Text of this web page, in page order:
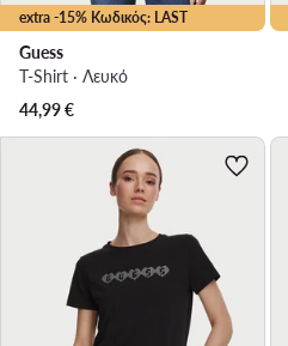
extra -15% Κωδικός: LAST
Guess
T-Shirt · Λευκό
44,99€